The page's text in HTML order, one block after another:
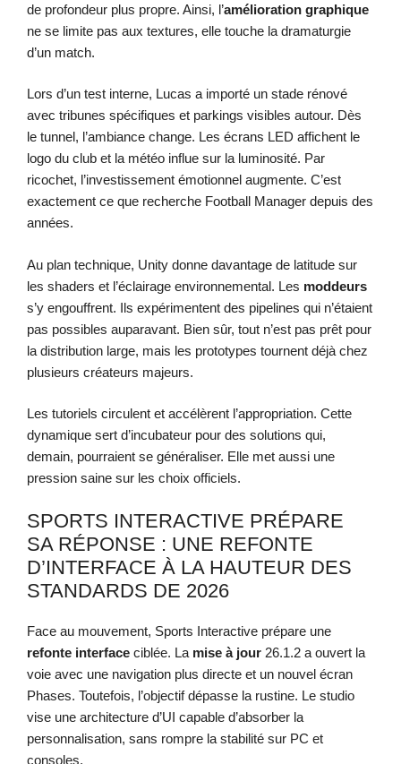
de profondeur plus propre. Ainsi, l’amélioration graphique
ne se limite pas aux textures, elle touche la dramaturgie
d’un match.
Lors d’un test interne, Lucas a importé un stade rénové
avec tribunes spécifiques et parkings visibles autour. Dès
le tunnel, l’ambiance change. Les écrans LED affichent le
logo du club et la météo influe sur la luminosité. Par
ricochet, l’investissement émotionnel augmente. C’est
exactement ce que recherche Football Manager depuis des
années.
Au plan technique, Unity donne davantage de latitude sur
les shaders et l’éclairage environnemental. Les moddeurs
s’y engouffrent. Ils expérimentent des pipelines qui n’étaient
pas possibles auparavant. Bien sûr, tout n’est pas prêt pour
la distribution large, mais les prototypes tournent déjà chez
plusieurs créateurs majeurs.
Les tutoriels circulent et accélèrent l’appropriation. Cette
dynamique sert d’incubateur pour des solutions qui,
demain, pourraient se généraliser. Elle met aussi une
pression saine sur les choix officiels.
SPORTS INTERACTIVE PRÉPARE
SA RÉPONSE : UNE REFONTE
D’INTERFACE À LA HAUTEUR DES
STANDARDS DE 2026
Face au mouvement, Sports Interactive prépare une
refonte interface ciblée. La mise à jour 26.1.2 a ouvert la
voie avec une navigation plus directe et un nouvel écran
Phases. Toutefois, l’objectif dépasse la rustine. Le studio
vise une architecture d’UI capable d’absorber la
personnalisation, sans rompre la stabilité sur PC et
consoles.